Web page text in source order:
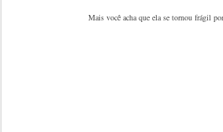
Mais você acha que ela se tornou frágil